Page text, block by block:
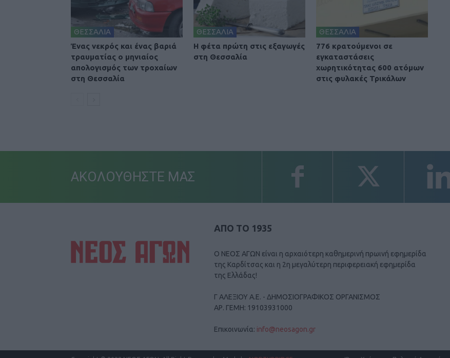
ΘΕΣΣΑΛΙΑ
Ένας νεκρός και ένας βαριά
τραυματίας ο μηνιαίος
απολογισμός των τροχαίων
στη Θεσσαλία
ΘΕΣΣΑΛΙΑ
Η φέτα πρώτη στις εξαγωγές
στη Θεσσαλία
ΘΕΣΣΑΛΙΑ
776 κρατούμενοι σε
εγκαταστάσεις
χωρητικότητας 600 ατόμων
στις φυλακές Τρικάλων
ΑΚΟΛΟΥΘΗΣΤΕ ΜΑΣ
ΑΠΟ ΤΟ 1935
Ο ΝΕΟΣ ΑΓΩΝ είναι η αρχαιότερη καθημερινή πρωινή εφημερίδα
της Καρδίτσας και η 2η μεγαλύτερη περιφερειακή εφημερίδα
της Ελλάδας!
Γ ΑΛΕΞΙΟΥ Α.Ε. - ΔΗΜΟΣΙΟΓΡΑΦΙΚΟΣ ΟΡΓΑΝΙΣΜΟΣ
ΑΡ. ΓΕΜΗ: 19103931000
Επικοινωνία: info@neosagon.gr